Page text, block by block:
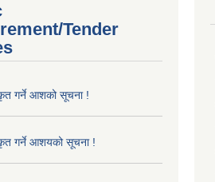
Tender
गर्ने आशको सूचना !
गर्ने आशयको सूचना !